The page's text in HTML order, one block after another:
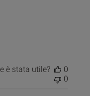
è stata utile?
0
0